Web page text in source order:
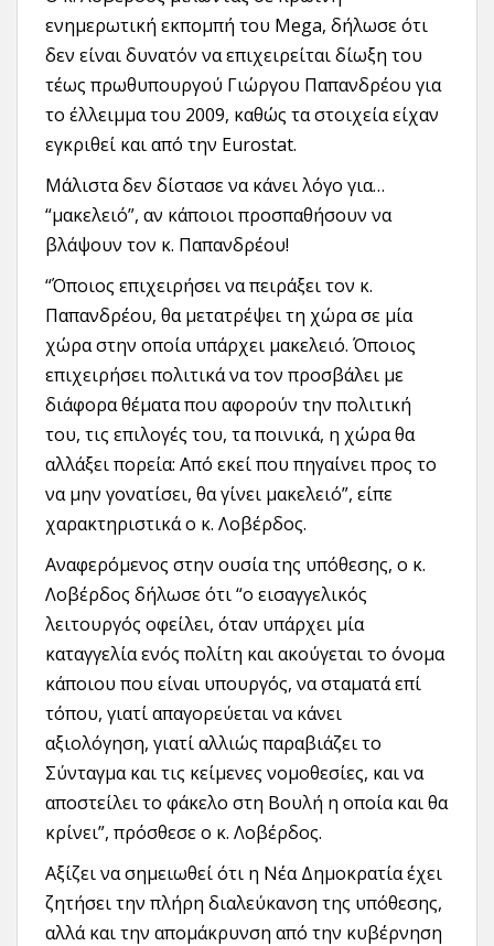
ενημερωτική εκπομπή του Mega, δήλωσε ότι
δεν είναι δυνατόν να επιχειρείται δίωξη του
τέως πρωθυπουργού Γιώργου Παπανδρέου για
το έλλειμμα του 2009, καθώς τα στοιχεία είχαν
εγκριθεί και από την Eurostat.
Μάλιστα δεν δίστασε να κάνει λόγο για…
“μακελειό”, αν κάποιοι προσπαθήσουν να
βλάψουν τον κ. Παπανδρέου!
“Όποιος επιχειρήσει να πειράξει τον κ.
Παπανδρέου, θα μετατρέψει τη χώρα σε μία
χώρα στην οποία υπάρχει μακελειό. Όποιος
επιχειρήσει πολιτικά να τον προσβάλει με
διάφορα θέματα που αφορούν την πολιτική
του, τις επιλογές του, τα ποινικά, η χώρα θα
αλλάξει πορεία: Από εκεί που πηγαίνει προς το
να μην γονατίσει, θα γίνει μακελειό”, είπε
χαρακτηριστικά ο κ. Λοβέρδος.
Αναφερόμενος στην ουσία της υπόθεσης, ο κ.
Λοβέρδος δήλωσε ότι “ο εισαγγελικός
λειτουργός οφείλει, όταν υπάρχει μία
καταγγελία ενός πολίτη και ακούγεται το όνομα
κάποιου που είναι υπουργός, να σταματά επί
τόπου, γιατί απαγορεύεται να κάνει
αξιολόγηση, γιατί αλλιώς παραβιάζει το
Σύνταγμα και τις κείμενες νομοθεσίες, και να
αποστείλει το φάκελο στη Βουλή η οποία και θα
κρίνει”, πρόσθεσε ο κ. Λοβέρδος.
Αξίζει να σημειωθεί ότι η Νέα Δημοκρατία έχει
ζητήσει την πλήρη διαλεύκανση της υπόθεσης,
αλλά και την απομάκρυνση από την κυβέρνηση